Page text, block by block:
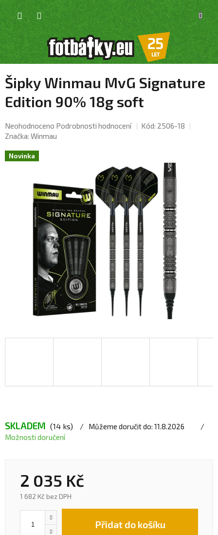
Přejít
obsah
KOŠÍK
Šipky Winmau MvG Signature
Edition 90% 18g soft
Průměrné
hodnocení
je
hvězdiček.
Neohodnoceno Podrobnosti hodnocení Kód: 2506-18
Značka: Winmau
Novinka
SKLADEM (14 ks) Můžeme doručit do: 11.8.2026
Možnosti doručení
2 035 Kč
1 682 Kč bez DPH
Přidat do košíku